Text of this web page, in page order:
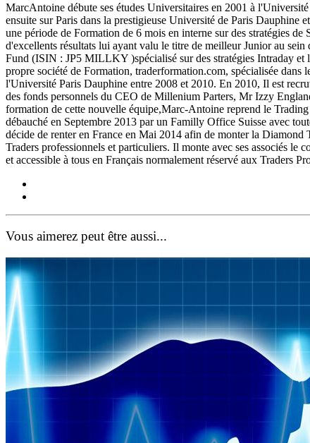
Marc­Antoine débute ses études Universitaires en 2001 à
ensuite sur Paris dans la prestigieuse Université de Paris
une période de Formation de 6 mois en interne sur des stratégies
d'excellents résultats lui ayant valu le titre de meilleur Junior au
Fund (ISIN : JP5 MILLKY )spécialisé sur des stratégies Intraday et
propre société de Formation, trader­formation.com, spécialisée dans
l'Université Paris Dauphine entre 2008 et 2010. En 2010, Il est
des fonds personnels du CEO de Millenium Parters, Mr Izzy
formation de cette nouvelle équipe,Marc-­Antoine reprend le
débauché en Septembre 2013 par un Familly Office Suisse avec
décide de renter en France en Mai 2014 afin de monter la Diamond
Traders professionnels et particuliers. Il monte avec ses associés
et accessible à tous en Français normalement réservé aux Traders
Vous aimerez peut être aussi...